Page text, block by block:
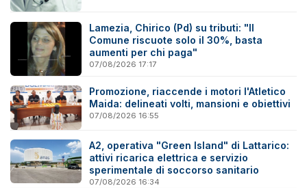
Lamezia, Chirico (Pd) su tributi: "Il
Comune riscuote solo il 30%, basta
aumenti per chi paga"
07/08/2026 17:17
Promozione, riaccende i motori l'Atletico
Maida: delineati volti, mansioni e obiettivi
07/08/2026 16:55
A2, operativa "Green Island" di Lattarico:
attivi ricarica elettrica e servizio
sperimentale di soccorso sanitario
07/08/2026 16:34